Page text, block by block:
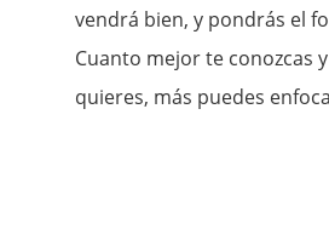
vendrá bien, y pondrás el
Cuanto mejor te conozcas
quieres, más puedes